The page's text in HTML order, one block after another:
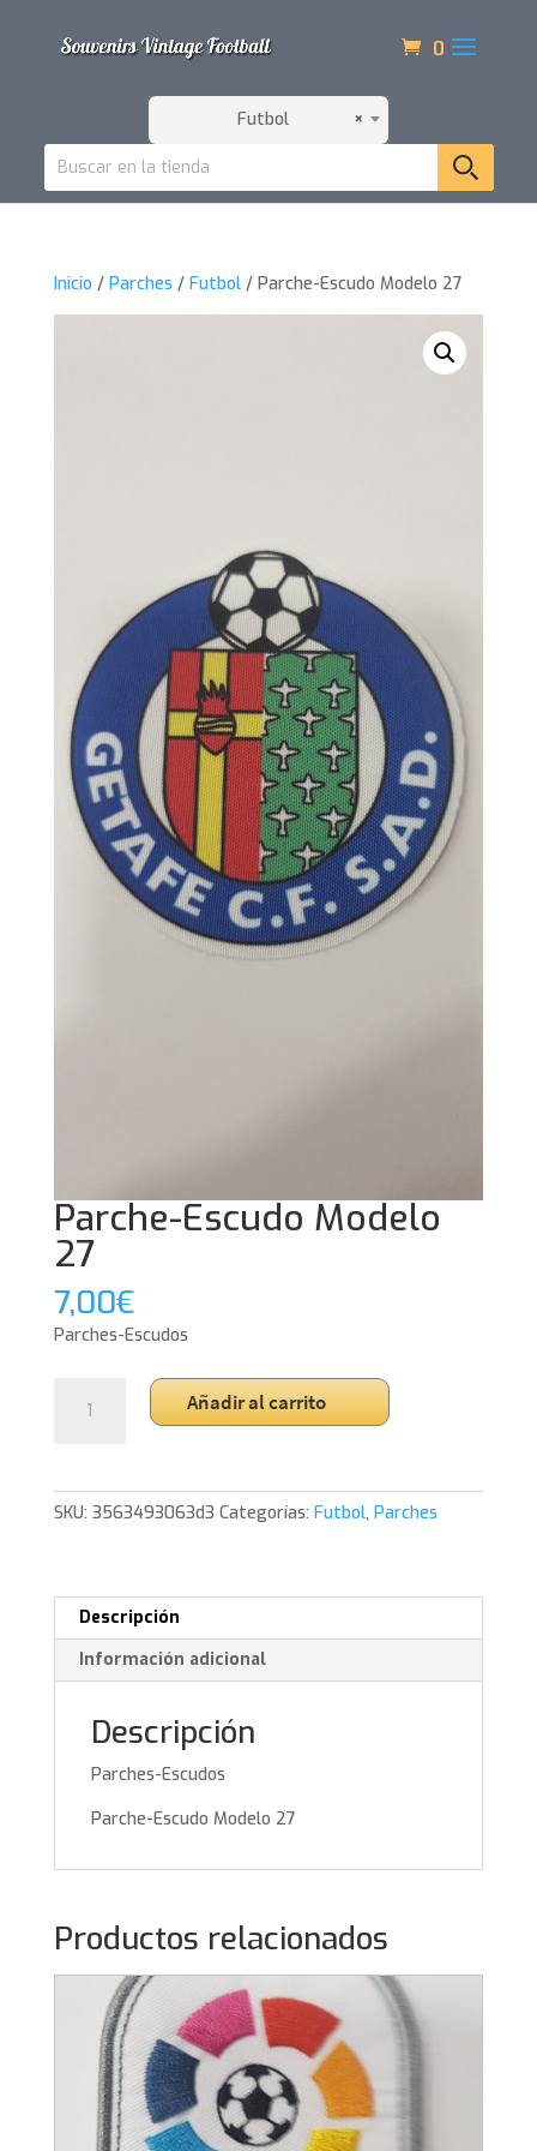
0
×
Futbol
Inicio / Parches / Futbol/ Parche-Escudo Modelo 27
Parche-Escudo Modelo
27
7,00€
Parches-Escudos
Escudo
cantidad
Añadir al carrito
SKU: 3563493063d3 Categorías: Futbol, Parches
Descripción
Información adicional
Descripción
Parches-Escudos
Parche-Escudo Modelo 27
Productos relacionados